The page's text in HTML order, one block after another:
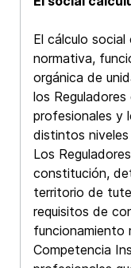
El cálculo
normativa,
orgánica de
los
profesionales y
distintos
Los
constitución,
territorio de
requisitos de
funcionamiento
Competencia